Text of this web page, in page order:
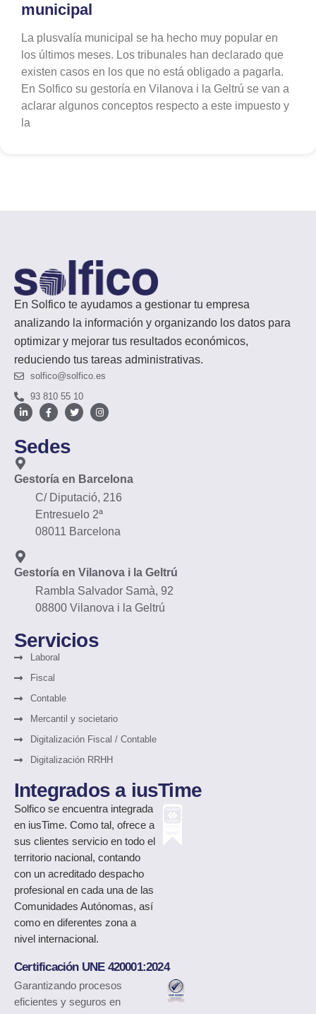
municipal
La plusvalía municipal se ha hecho muy popular en
los últimos meses. Los tribunales han declarado que
existen casos en los que no está obligado a pagarla.
En Solfico su gestoría en Vilanova i la Geltrú se van a
aclarar algunos conceptos respecto a este impuesto y
la
En Solfico te ayudamos a gestionar tu empresa
analizando la información y organizando los datos para
optimizar y mejorar tus resultados económicos,
reduciendo tus tareas administrativas.
solfico@solfico.es
93 810 55 10
Sedes
Gestoría en Barcelona
C/ Diputació, 216
Entresuelo 2ª
08011 Barcelona
Gestoría en Vilanova i la Geltrú
Rambla Salvador Samà, 92
08800 Vilanova i la Geltrú
Servicios
Laboral
Fiscal
Contable
Mercantil y societario
Digitalización Fiscal / Contable
Digitalización RRHH
Integrados a iusTime
Solfico se encuentra integrada
en iusTime. Como tal, ofrece a
sus clientes servicio en todo el
territorio nacional, contando
con un acreditado despacho
profesional en cada una de las
Comunidades Autónomas, así
como en diferentes zona a
nivel internacional.
Certificación UNE 420001:2024
Garantizando procesos
eficientes y seguros en